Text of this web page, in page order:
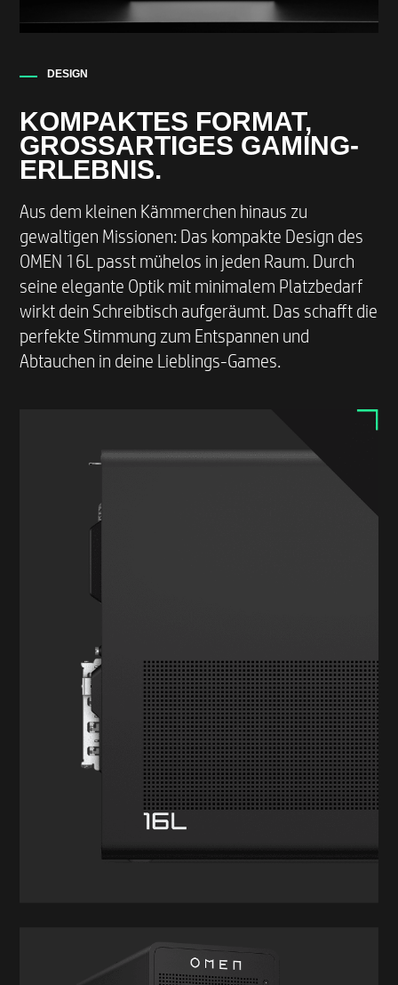
GEWICHT UND ABMESSUNGEN
Max. Gewicht mit Verpackung 5,79 kg
Max. Gewicht ohne Verpackung 8,55 kg
DESIGN
KOMPAKTES FORMAT,
GROSSARTIGES GAMING-
ERLEBNIS.
Aus dem kleinen Kämmerchen hinaus zu
gewaltigen Missionen: Das kompakte Design des
OMEN 16L passt mühelos in jeden Raum. Durch
seine elegante Optik mit minimalem Platzbedarf
wirkt dein Schreibtisch aufgeräumt. Das schafft die
perfekte Stimmung zum Entspannen und
Abtauchen in deine Lieblings-Games.